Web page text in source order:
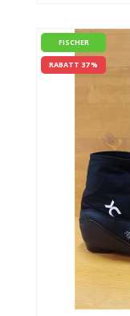
FISCHER
RABATT 37 %